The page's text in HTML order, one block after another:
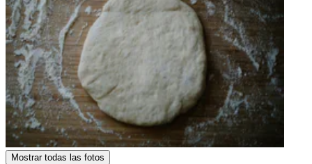
Mostrar todas las fotos